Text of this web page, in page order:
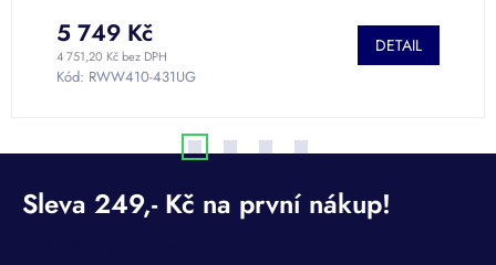
4 751,20 Kč bez DPH
5 749 Kč DETAIL
Kód: RWW410-431UG